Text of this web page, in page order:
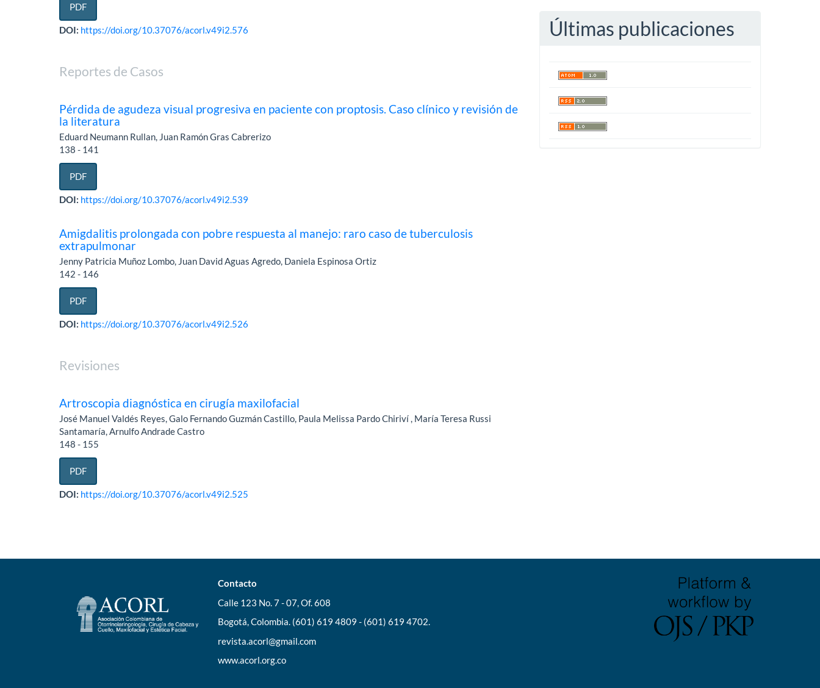
PDF
DOI: https://doi.org/10.37076/acorl.v49i2.576
Reportes de Casos
Pérdida de agudeza visual progresiva en paciente con proptosis. Caso clínico y revisión de
la literatura
Eduard Neumann Rullan, Juan Ramón Gras Cabrerizo
138 - 141
PDF
DOI: https://doi.org/10.37076/acorl.v49i2.539
Amigdalitis prolongada con pobre respuesta al manejo: raro caso de tuberculosis
extrapulmonar
Jenny Patricia Muñoz Lombo, Juan David Aguas Agredo, Daniela Espinosa Ortiz
142 - 146
PDF
DOI: https://doi.org/10.37076/acorl.v49i2.526
Revisiones
Artroscopia diagnóstica en cirugía maxilofacial
José Manuel Valdés Reyes, Galo Fernando Guzmán Castillo, Paula Melissa Pardo Chiriví , María Teresa Russi
Santamaría, Arnulfo Andrade Castro
148 - 155
PDF
DOI: https://doi.org/10.37076/acorl.v49i2.525
Últimas publicaciones
Contacto
Calle 123 No. 7 - 07, Of. 608
Bogotá, Colombia. (601) 619 4809 - (601) 619 4702.
revista.acorl@gmail.com
www.acorl.org.co